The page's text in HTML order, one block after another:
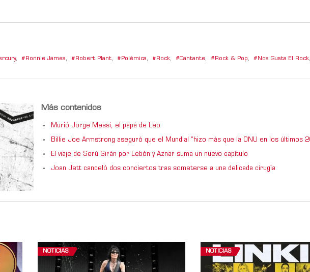
, Ronnie James, Robert Plant, Polémica, Rock, Cantante, Rock & Pop, Nos Gusta El Rock,
Más contenidos
Murió Jorge Messi, el papá de Leo
Billie Joe Armstrong aseguró que el Mundial “hizo más que la ONU en los últimos
El viaje de Serú Girán por Lebón y Aznar suma un nuevo capítulo
Joan Jett canceló dos conciertos tras someterse a una delicada cirugía
NOTICIAS NOTICIAS